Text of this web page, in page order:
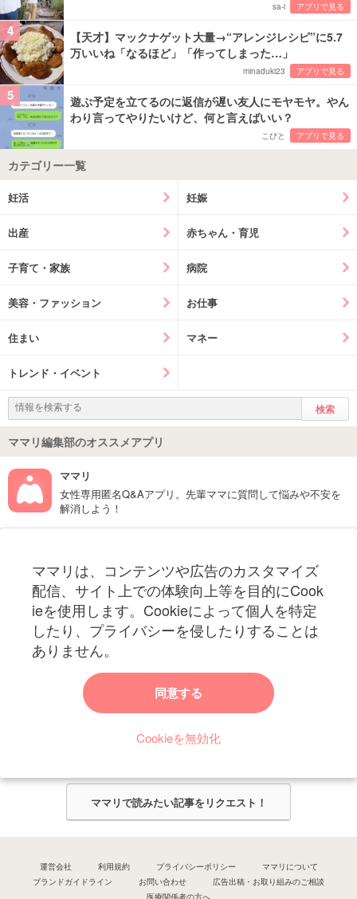
sa-i アプリで見る
4
【天才】マックナゲット大量→“アレンジレシピ”に5.7
万いいね「なるほど」「作ってしまった…」
minaduki23 アプリで見る
5
遊ぶ予定を立てるのに返信が遅い友人にモヤモヤ。やん
わり言ってやりたいけど、何と言えばいい？
こびと アプリで見る
カテゴリー一覧
妊活 妊娠
出産 赤ちゃん・育児
子育て・家族 病院
美容・ファッション お仕事
住まい マネー
トレンド・イベント
ママリ編集部のオススメアプリ
ママリ
女性専用匿名Q&Aアプリ。先輩ママに質問して悩みや不安を
解消しよう！
ママリは、コンテンツや広告のカスタマイズ
配信、サイト上での体験向上等を目的にCook
ieを使用します。Cookieによって個人を特定
したり、プライバシーを侵したりすることは
ありません。
同意する
Cookieを無効化
妊娠〜子育て中のお役立ち情報を配信中
ママリからのお知らせ
ママリ編集部がみなさんのご意見をもとに記事を作成させていただきま
ママリで読みたい記事をリクエスト！
運営会社 利用規約 プライバシーポリシー
ママリについて
ブランドガイドライン
お問い合わせ
広告出稿・お取り組みのご相談
医療関係者の方へ